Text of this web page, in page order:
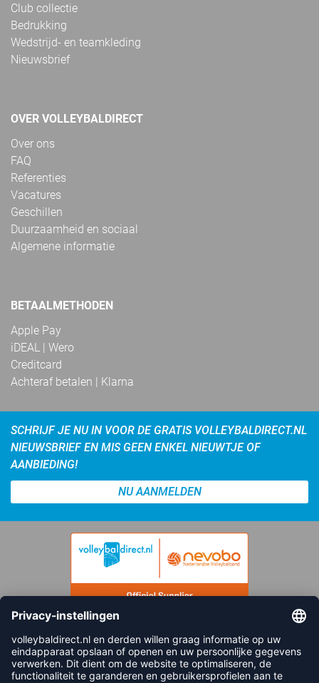
Club collectie
Bedrukking
Wedstrijd- en teamkleding
Nieuwsbrief
OVER VOLLEYBALDIRECT
Over ons
FAQ
Referenties
Vacatures
Geschillen
Duurzaamheid en sociaal
Algemene informatie
BETAALMETHODEN
Apple Pay
iDEAL | Wero
Creditcard
Achteraf betalen | Klarna
SCHRIJF JE NU IN VOOR DE GRATIS VOLLEYBALDIRECT.NL
NIEUWSBRIEF EN MIS GEEN ENKEL NIEUWTJE OF
AANBIEDING!
NU AANMELDEN